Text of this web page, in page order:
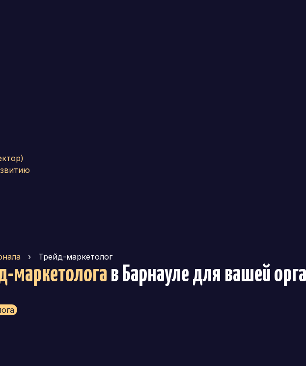
› Трейд-маркетолог
маркетолога в Барнауле для вашей